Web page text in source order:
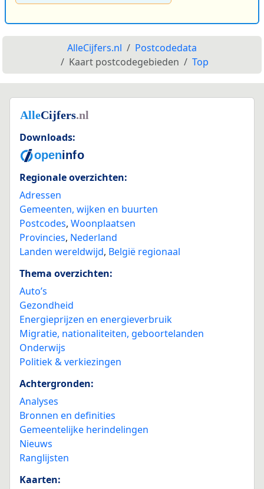
AlleCijfers.nl
Postcodedata
Kaart postcodegebieden
Top
Downloads:
Regionale overzichten:
Adressen
Gemeenten, wijken en buurten
Postcodes, Woonplaatsen
Provincies, Nederland
Landen wereldwijd, België regionaal
Thema overzichten:
Auto’s
Gezondheid
Energieprijzen en energieverbruik
Migratie, nationaliteiten, geboortelanden
Onderwijs
Politiek & verkiezingen
Achtergronden:
Analyses
Bronnen en definities
Gemeentelijke herindelingen
Nieuws
Ranglijsten
Kaarten: